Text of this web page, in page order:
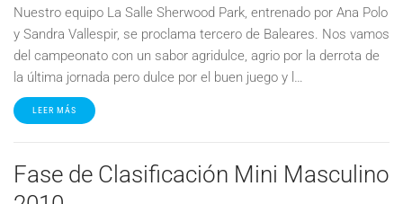
Nuestro equipo La Salle Sherwood Park, entrenado por Ana Polo
y Sandra Vallespir, se proclama tercero de Baleares. Nos vamos
del campeonato con un sabor agridulce, agrio por la derrota de
la última jornada pero dulce por el buen juego y l…
LEER MÁS
Fase de Clasificación Mini Masculino